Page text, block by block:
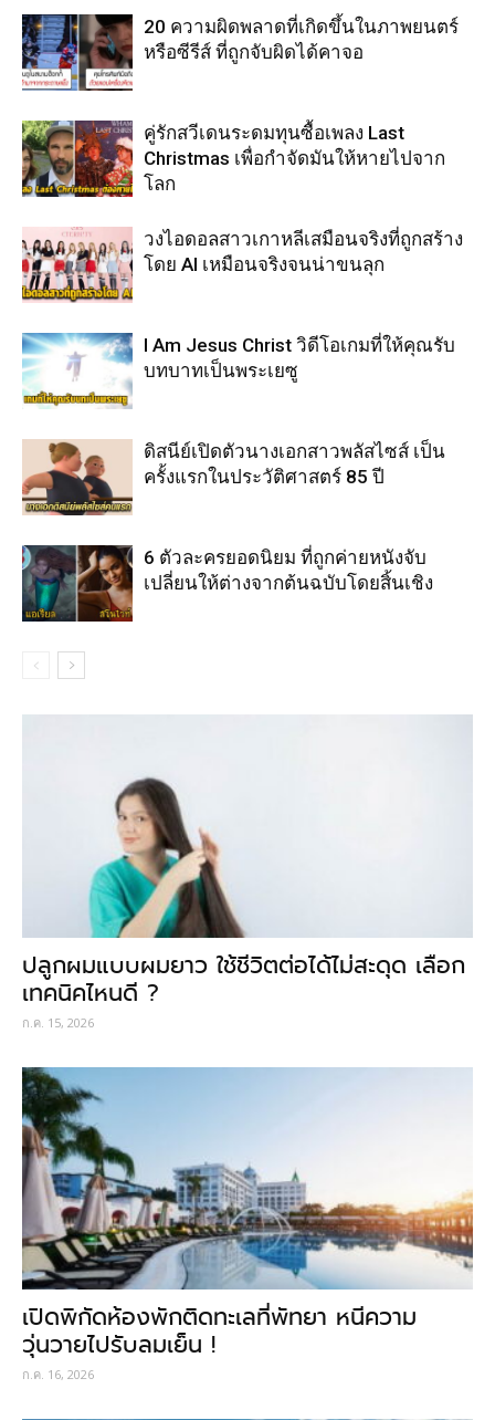
20 ความผิดพลาดที่เกิดขึ้นในภาพยนตร์
หรือซีรีส์ ที่ถูกจับผิดได้คาจอ
คู่รักสวีเดนระดมทุนซื้อเพลง Last
Christmas เพื่อกำจัดมันให้หายไปจาก
โลก
วงไอดอลสาวเกาหลีเสมือนจริงที่ถูกสร้าง
โดย AI เหมือนจริงจนน่าขนลุก
I Am Jesus Christ วิดีโอเกมที่ให้คุณรับ
บทบาทเป็นพระเยซู
ดิสนีย์เปิดตัวนางเอกสาวพลัสไซส์ เป็น
ครั้งแรกในประวัติศาสตร์ 85 ปี
6 ตัวละครยอดนิยม ที่ถูกค่ายหนังจับ
เปลี่ยนให้ต่างจากต้นฉบับโดยสิ้นเชิง
ปลูกผมแบบผมยาว ใช้ชีวิตต่อได้ไม่สะดุด เลือก
เทคนิคไหนดี ?
ก.ค. 15, 2026
เปิดพิกัดห้องพักติดทะเลที่พัทยา หนีความ
วุ่นวายไปรับลมเย็น !
ก.ค. 16, 2026